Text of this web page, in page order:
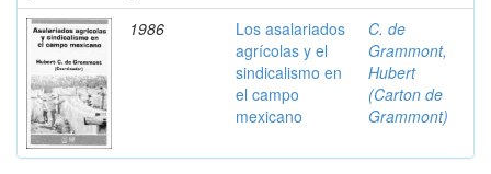
1986
Los asalariados
agrícolas y el
sindicalismo en
el campo
mexicano
C. de
Grammont,
Hubert
(Carton de
Grammont)